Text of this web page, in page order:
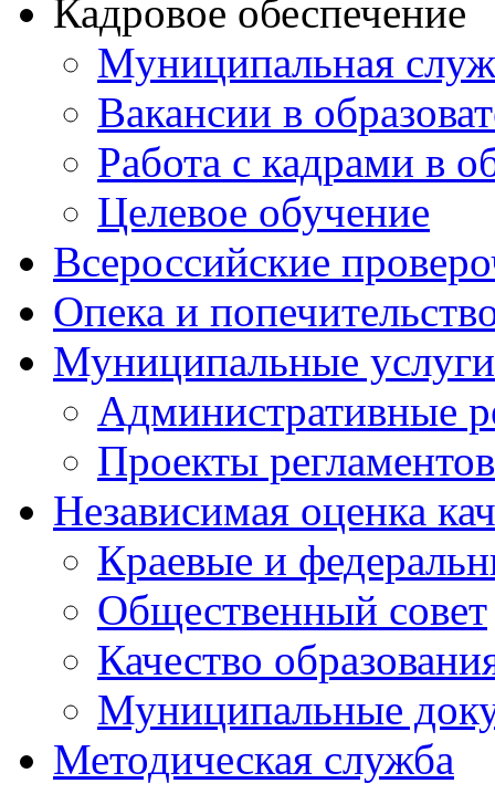
Кадровое обеспечение
Муниципальная
Вакансии в
Работа с кадрами в
Целевое обучение
Всероссийские
Опека и
Муниципальные услуги
Административные
Проекты регламентов
Независимая оценка
Краевые и
Общественный совет
Качество
Муниципальные
Методическая служба